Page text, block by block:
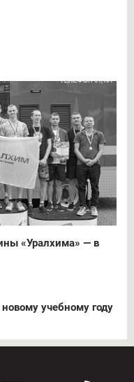
«Уралхима» — в
учебному году